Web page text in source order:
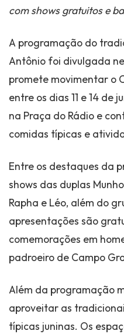
com shows gratuitos e
A programação do
Antônio foi divulgada
promete movimentar o
entre os dias 11 e 14 de
na Praça do Rádio e
comidas típicas e
Entre os destaques da
shows das duplas
Rapha e Léo, além do
apresentações são
comemorações em
padroeiro de Campo
Além da programação
aproveitar as
típicas juninas. Os